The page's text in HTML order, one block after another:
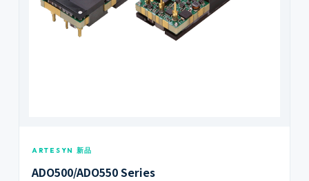
ARTESYN 新品
ADO500/ADO550 Series